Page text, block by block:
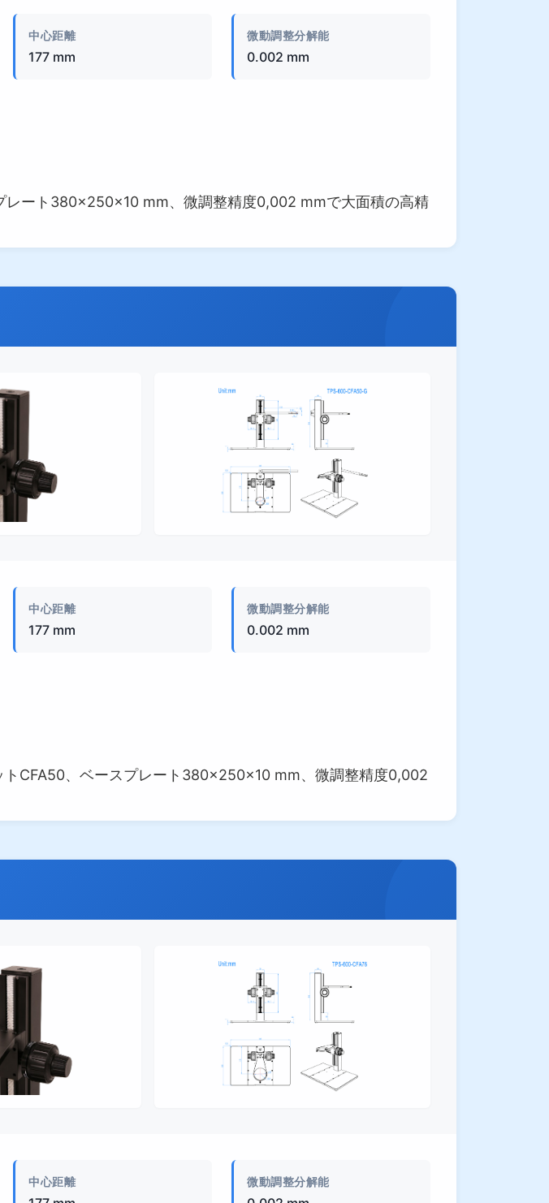
中心距離
177 mm
微動調整分解能
0.002 mm
レート380×250×10 mm、微調整精度0,002 mmで大面積の高精
中心距離
177 mm
微動調整分解能
0.002 mm
CFA50、ベースプレート380×250×10 mm、微調整精度0,002
中心距離 微動調整分解能